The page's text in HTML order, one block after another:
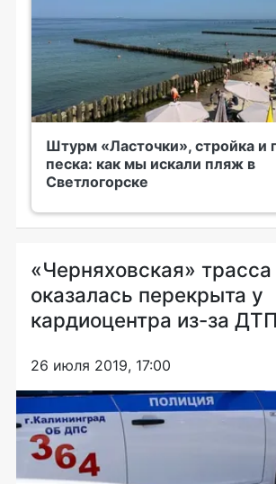
Штурм «Ласточки», стройка и
песка: как мы искали пляж в
Светлогорске
«Черняховская» трасса
оказалась перекрыта у
кардиоцентра из-за
26 июля 2019, 17:00